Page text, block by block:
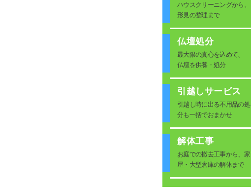
ハウスクリーニングから、
形見の整理まで
仏壇処分
最大限の真心を込めて、
仏壇を供養・処分
引越しサービス
引越し時に出る不用品の処
分も一括でおまかせ
解体工事
お庭での撤去工事から、家
屋・大型倉庫の解体まで